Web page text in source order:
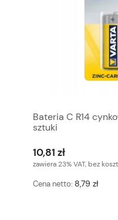
Bateria C R14
sztuki
10,81 zł
zawiera 23% VAT, bez
Cena netto: 8,79 zł